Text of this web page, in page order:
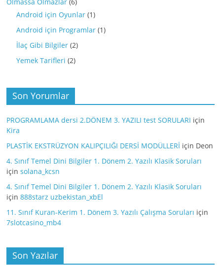
Android için Oyunlar (1)
Android için Programlar (1)
İlaç Gibi Bilgiler (2)
Yemek Tarifleri (2)
Son Yorumlar
PROGRAMLAMA dersi 2.DÖNEM 3. YAZILI test SORULARI için
Kira
PLASTİK EKSTRÜZYON KALIPÇILIĞI DERSİ MODÜLLERİ için Deon
4. Sınıf Temel Dini Bilgiler 1. Dönem 2. Yazılı Klasik Soruları
içinsolana_kcsn
4. Sınıf Temel Dini Bilgiler 1. Dönem 2. Yazılı Klasik Soruları
için888starz uzbekistan_xbEl
11. Sınıf Kuran-Kerim 1. Dönem 3. Yazılı Çalışma Soruları için
7slotcasino_mb4
Son Yazılar